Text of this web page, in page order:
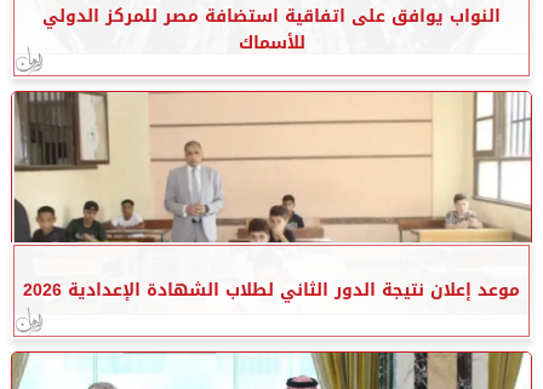
النواب يوافق على اتفاقية استضافة مصر للمركز الدولي
للأسماك
موعد إعلان نتيجة الدور الثاني لطلاب الشهادة الإعدادية 2026